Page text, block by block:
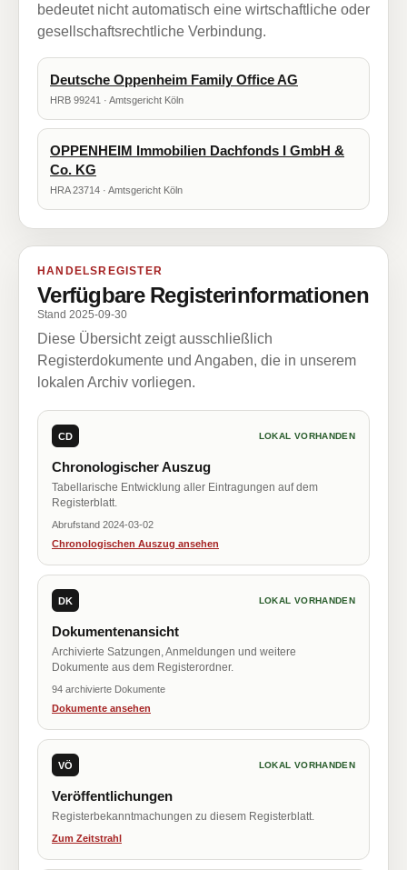
bedeutet nicht automatisch eine wirtschaftliche oder
gesellschaftsrechtliche Verbindung.
Deutsche Oppenheim Family Office AG
HRB 99241 · Amtsgericht Köln
OPPENHEIM Immobilien Dachfonds I GmbH &
Co. KG
HRA 23714 · Amtsgericht Köln
HANDELSREGISTER
Verfügbare Registerinformationen
Stand 2025-09-30
Diese Übersicht zeigt ausschließlich
Registerdokumente und Angaben, die in unserem
lokalen Archiv vorliegen.
CD LOKAL VORHANDEN
Chronologischer Auszug
Tabellarische Entwicklung aller Eintragungen auf dem
Registerblatt.
Abrufstand 2024-03-02
Chronologischen Auszug ansehen
DK LOKAL VORHANDEN
Dokumentenansicht
Archivierte Satzungen, Anmeldungen und weitere
Dokumente aus dem Registerordner.
94 archivierte Dokumente
Dokumente ansehen
VÖ LOKAL VORHANDEN
Veröffentlichungen
Registerbekanntmachungen zu diesem Registerblatt.
Zum Zeitstrahl